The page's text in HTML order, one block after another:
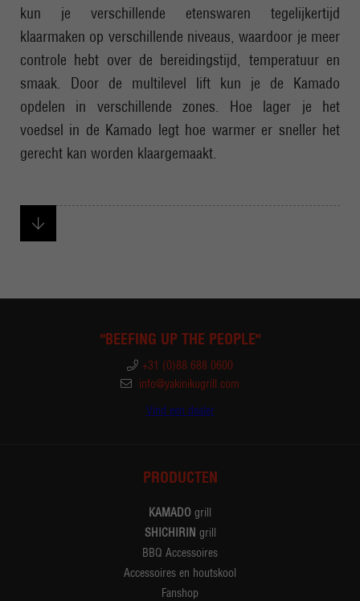
kun je verschillende etenswaren tegelijkertijd
klaarmaken op verschillende niveaus, waardoor je meer
controle hebt over de bereidingstijd, temperatuur en
smaak. Door de multilevel lift kun je de Kamado
opdelen in verschillende zones. Hoe lager je het
voedsel in de Kamado legt hoe warmer er sneller het
gerecht kan worden klaargemaakt.
"BEEFING UP THE PEOPLE"
+31 (0)88 688 0600
info@yakinikugrill.com
Vind een dealer
PRODUCTEN
KAMADO grill
SHICHIRIN grill
BBQ Accessoires
Accessoires en houtskool
Fanshop